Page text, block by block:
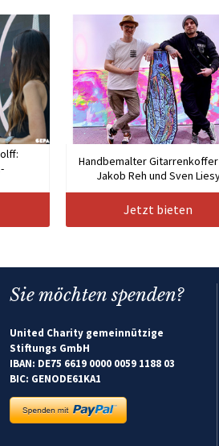
Handbemalter
Jakob Reh und Sven
Jetzt bieten
Sie möchten spenden?
United Charity gemeinnützige
Stiftungs GmbH
IBAN: DE75 6619 0000 0059 1188 03
BIC: GENODE61KA1